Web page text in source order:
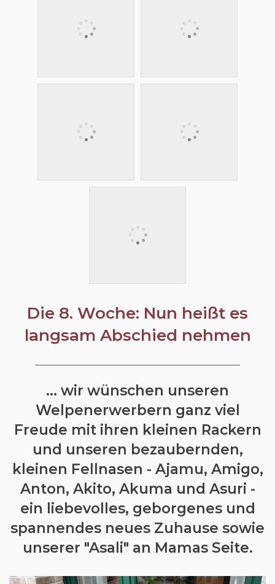
Die 8. Woche: Nun heißt es
langsam Abschied nehmen
... wir wünschen unseren
Welpenerwerbern ganz viel
Freude mit ihren kleinen Rackern
und unseren bezaubernden,
kleinen Fellnasen - Ajamu, Amigo,
Anton, Akito, Akuma und Asuri -
ein liebevolles, geborgenes und
spannendes neues Zuhause sowie
unserer "Asali" an Mamas Seite.